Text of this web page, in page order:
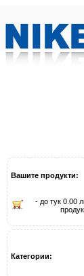
Вашите продукти:
- до тук 0.00
Категории: